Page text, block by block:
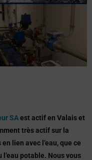
SAest actif en Valais et
très actif sur la
lien avec l’eau, que ce
potable. Nous vous